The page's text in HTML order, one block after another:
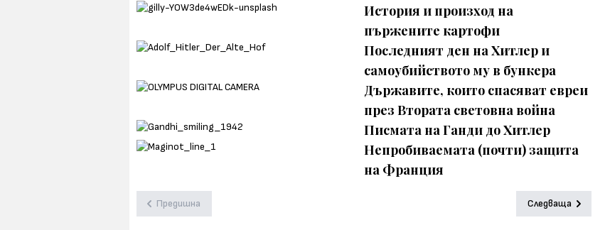
История и произход на
пържените картофи
Последният ден на Хитлер и
самоубийството му в бункера
Държавите, които спасяват евреи
през Втората световна война
Писмата на Ганди до Хитлер
Непробиваемата (почти) защита
на Франция
Предишна Следваща